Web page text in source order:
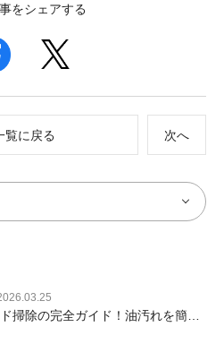
をシェアする
覧に戻る 次へ
掃除の完全ガイド！油汚れを簡単